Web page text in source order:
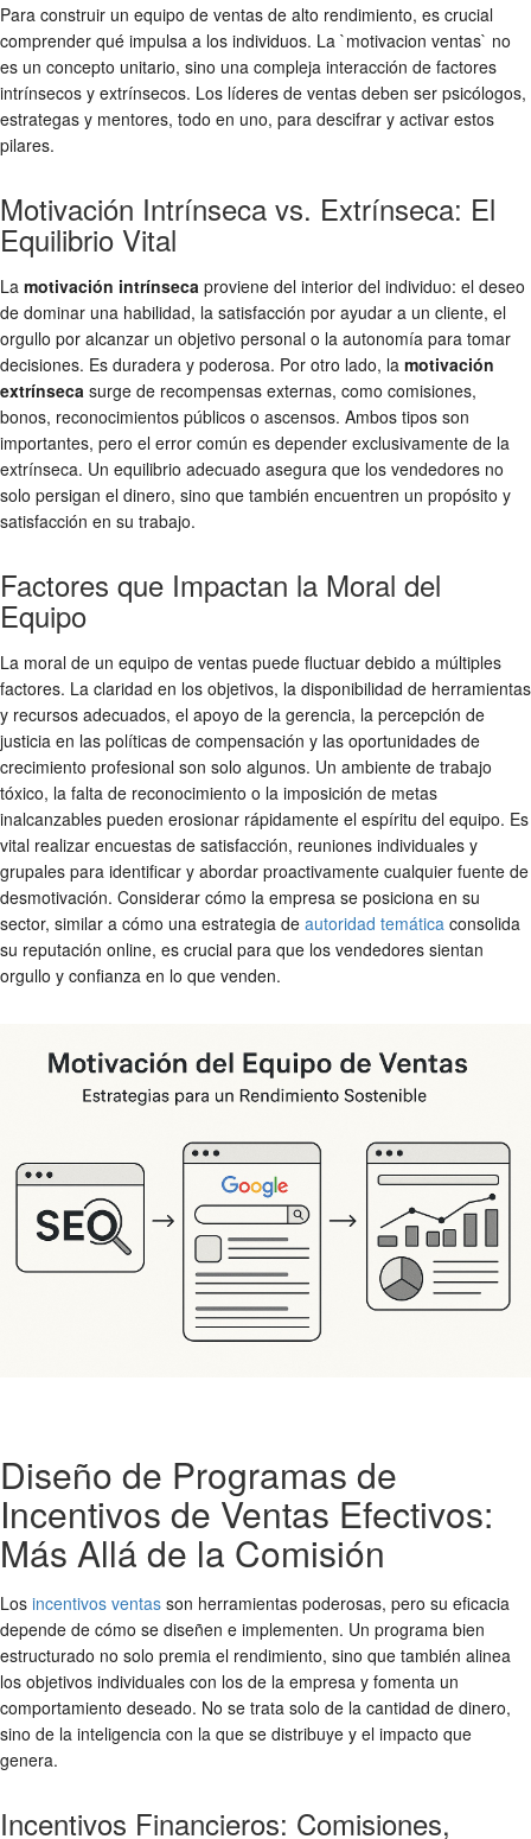
Para construir un equipo de ventas de alto rendimiento, es crucial
comprender qué impulsa a los individuos. La `motivacion ventas` no
es un concepto unitario, sino una compleja interacción de factores
intrínsecos y extrínsecos. Los líderes de ventas deben ser psicólogos,
estrategas y mentores, todo en uno, para descifrar y activar estos
pilares.
Motivación Intrínseca vs. Extrínseca: El
Equilibrio Vital
La motivación intrínseca proviene del interior del individuo: el deseo
de dominar una habilidad, la satisfacción por ayudar a un cliente, el
orgullo por alcanzar un objetivo personal o la autonomía para tomar
decisiones. Es duradera y poderosa. Por otro lado, la motivación
extrínseca surge de recompensas externas, como comisiones,
bonos, reconocimientos públicos o ascensos. Ambos tipos son
importantes, pero el error común es depender exclusivamente de la
extrínseca. Un equilibrio adecuado asegura que los vendedores no
solo persigan el dinero, sino que también encuentren un propósito y
satisfacción en su trabajo.
Factores que Impactan la Moral del
Equipo
La moral de un equipo de ventas puede fluctuar debido a múltiples
factores. La claridad en los objetivos, la disponibilidad de herramientas
y recursos adecuados, el apoyo de la gerencia, la percepción de
justicia en las políticas de compensación y las oportunidades de
crecimiento profesional son solo algunos. Un ambiente de trabajo
tóxico, la falta de reconocimiento o la imposición de metas
inalcanzables pueden erosionar rápidamente el espíritu del equipo. Es
vital realizar encuestas de satisfacción, reuniones individuales y
grupales para identificar y abordar proactivamente cualquier fuente de
desmotivación. Considerar cómo la empresa se posiciona en su
sector, similar a cómo una estrategia de autoridad temática consolida
su reputación online, es crucial para que los vendedores sientan
orgullo y confianza en lo que venden.
Diseño de Programas de
Incentivos de Ventas Efectivos:
Más Allá de la Comisión
Los incentivos ventas son herramientas poderosas, pero su eficacia
depende de cómo se diseñen e implementen. Un programa bien
estructurado no solo premia el rendimiento, sino que también alinea
los objetivos individuales con los de la empresa y fomenta un
comportamiento deseado. No se trata solo de la cantidad de dinero,
sino de la inteligencia con la que se distribuye y el impacto que
genera.
Incentivos Financieros: Comisiones,